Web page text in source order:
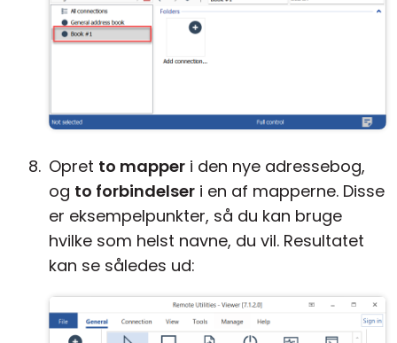
Opret to mapper i den nye adressebog,
og to forbindelser i en af mapperne. Disse
er eksempelpunkter, så du kan bruge
hvilke som helst navne, du vil. Resultatet
kan se således ud: